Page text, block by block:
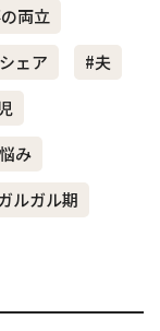
両立
ェア
#夫
み
ルガル期